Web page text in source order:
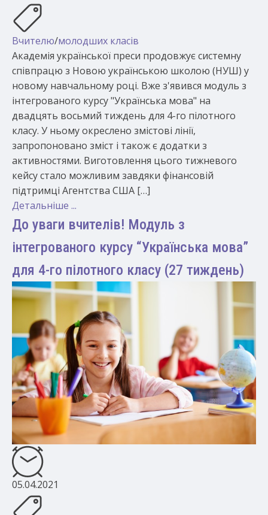
Вчителю/молодших класів
Академія української преси продовжує системну
співпрацю з Новою українською школою (НУШ) у
новому навчальному році. Вже з'явився модуль з
інтегрованого курсу "Українська мова" на
двадцять восьмий тиждень для 4-го пілотного
класу. У ньому окреслено змістові лінії,
запропоновано зміст і також є додатки з
активностями. Виготовлення цього тижневого
кейсу стало можливим завдяки фінансовій
підтримці Агентства США […]
Детальніше ...
До уваги вчителів! Модуль з
інтегрованого курсу “Українська мова”
для 4-го пілотного класу (27 тиждень)
05.04.2021